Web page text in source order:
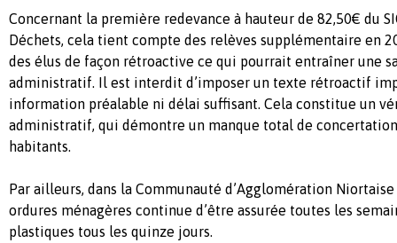
Concernant la première redevance à hauteur de 82,50€ du
Déchets, cela tient compte des relèves supplémentaire en
des élus de façon rétroactive ce qui pourrait entraîner une
administratif. Il est interdit d’imposer un texte rétroactif
information préalable ni délai suffisant. Cela constitue un
administratif, qui démontre un manque total de
habitants.
Par ailleurs, dans la Communauté d’Agglomération
ordures ménagères continue d’être assurée toutes les
plastiques tous les quinze jours.